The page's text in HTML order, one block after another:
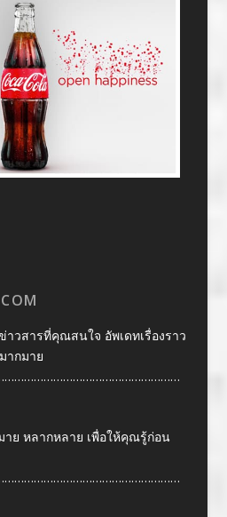
าวสารที่คุณสนใจ อัพเดทเรื่องราว
ากมาย
ย หลากหลาย เพื่อให้คุณรู้ก่อน